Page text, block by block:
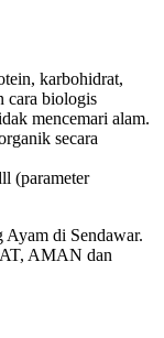
karbohidrat,
cara biologis
mencemari alam.
secara
(parameter